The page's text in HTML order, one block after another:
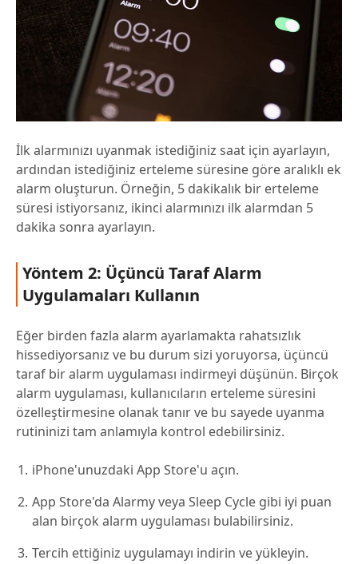
İlk alarmınızı uyanmak istediğiniz saat için ayarlayın,
ardından istediğiniz erteleme süresine göre aralıklı ek
alarm oluşturun. Örneğin, 5 dakikalık bir erteleme
süresi istiyorsanız, ikinci alarmınızı ilk alarmdan 5
dakika sonra ayarlayın.
Yöntem 2: Üçüncü Taraf Alarm
Uygulamaları Kullanın
Eğer birden fazla alarm ayarlamakta rahatsızlık
hissediyorsanız ve bu durum sizi yoruyorsa, üçüncü
taraf bir alarm uygulaması indirmeyi düşünün. Birçok
alarm uygulaması, kullanıcıların erteleme süresini
özelleştirmesine olanak tanır ve bu sayede uyanma
rutininizi tam anlamıyla kontrol edebilirsiniz.
iPhone'unuzdaki App Store'u açın.
App Store'da Alarmy veya Sleep Cycle gibi iyi puan
alan birçok alarm uygulaması bulabilirsiniz.
Tercih ettiğiniz uygulamayı indirin ve yükleyin.